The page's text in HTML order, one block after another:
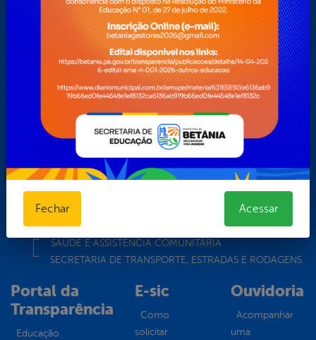
Turismo
Transparência
ADMINISTRAÇÃO
AGRICULTURA, REFORMA AGRÁRIA E RECURSOS
HÍDRICOS
ASSISTÊNCIA E DESENVOLVIMENTO SOCIAL, DIREITOS
HUMANOS E POLÍTICA PARA MULHERES, CRIANÇAS E
ADOLESCENTES
CONTROLE INTERNO
CULTURA, ESPORTE, TURISMO E LAZER
EDUCAÇÃO
FINANÇAS, ORÇAMENTO E TRIBUTOS
OBRAS, FISCALIZAÇÃO, URBANISMO E HABITAÇÃO
SAÚDE E ASSISTÊNCIA COMUNITÁRIA
SECRETARIA DE TRANSPORTE, ESTRADAS E RODAGENS
Portal da
Transparência
Educação
E-sic
Como
solicitar
Ouvidoria
Acompanhar
uma
Fechar Acessar